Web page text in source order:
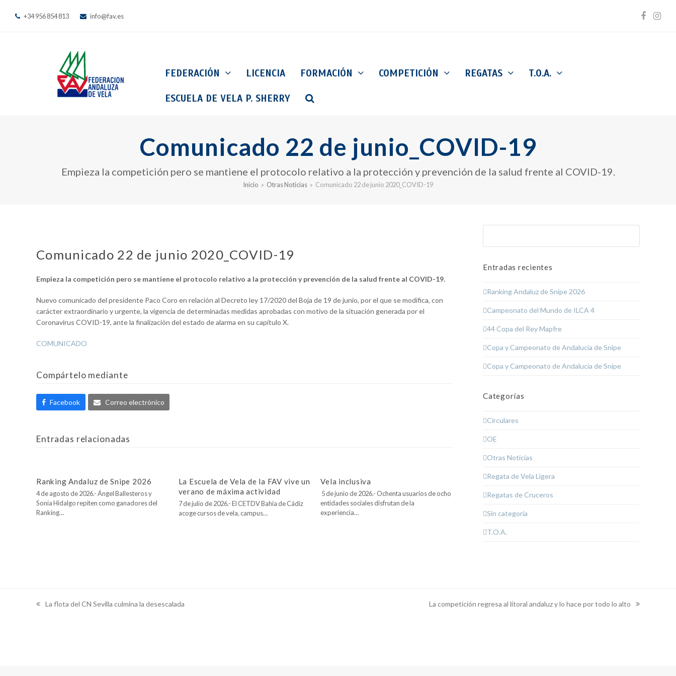
+34 956 854 813 info@fav.es
FEDERACIÓN LICENCIA FORMACIÓN COMPETICIÓN REGATAS T.O.A.
ESCUELA DE VELA P. SHERRY
Comunicado 22 de junio_COVID-19
Empieza la competición pero se mantiene el protocolo relativo a la protección y prevención de la salud frente al COVID-19.
Inicio » Otras Noticias » Comunicado 22 de junio 2020_COVID-19
Comunicado 22 de junio 2020_COVID-19
Empieza la competición pero se mantiene el protocolo relativo a la protección y prevención de la salud frente al COVID-19.
Nuevo comunicado del presidente Paco Coro en relación al Decreto ley 17/2020 del Boja de 19 de junio, por el que se modifica, con
carácter extraordinario y urgente, la vigencia de determinadas medidas aprobadas con motivo de la situación generada por el
Coronavirus COVID-19, ante la finalización del estado de alarma en su capítulo X.
COMUNICADO
Compártelo mediante
Facebook Correo electrónico
Entradas relacionadas
Ranking Andaluz de Snipe 2026
4 de agosto de 2026.- Ángel Ballesteros y
Sonia Hidalgo repiten como ganadores del
Ranking…
La Escuela de Vela de la FAV vive un
verano de máxima actividad
7 de julio de 2026.- El CETDV Bahía de Cádiz
acoge cursos de vela, campus…
Vela inclusiva
5 de junio de 2026.- Ochenta usuarios de ocho
entidades sociales disfrutan de la
experiencia…
Entradas recientes
Ranking Andaluz de Snipe 2026
Campeonato del Mundo de ILCA 4
44 Copa del Rey Mapfre
Copa y Campeonato de Andalucía de Snipe
Copa y Campeonato de Andalucía de Snipe
Categorías
Circulares
OE
Otras Noticias
Regata de Vela Ligera
Regatas de Cruceros
Sin categoría
T.O.A.
previous
La flota del CN Sevilla culmina la desescalada
next
La competición regresa al litoral andaluz y lo hace por todo lo alto